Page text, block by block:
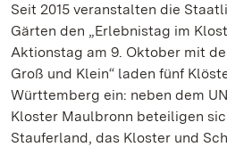
Seit 2015 veranstalten die
Gärten den „Erlebnistag im
Aktionstag am 9. Oktober mit
Groß und Klein“ laden fünf
Württemberg ein: neben dem
Kloster Maulbronn beteiligen
Stauferland, das Kloster und